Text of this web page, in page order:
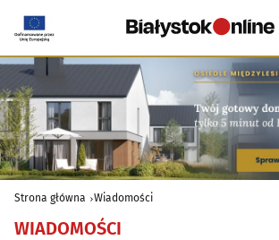
Strona główna Wiadomości
WIADOMOŚCI